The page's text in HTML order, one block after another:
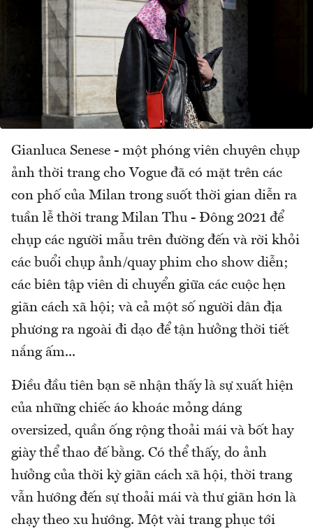
Gianluca Senese - một phóng viên chuyên chụp
ảnh thời trang cho Vogue đã có mặt trên các
con phố của Milan trong suốt thời gian diễn ra
tuần lễ thời trang Milan Thu - Đông 2021 để
chụp các người mẫu trên đường đến và rời khỏi
các buổi chụp ảnh/quay phim cho show diễn;
các biên tập viên di chuyển giữa các cuộc hẹn
giãn cách xã hội; và cả một số người dân địa
phương ra ngoài đi dạo để tận hưởng thời tiết
nắng ấm...
Điều đầu tiên bạn sẽ nhận thấy là sự xuất hiện
của những chiếc áo khoác mỏng dáng
oversized, quần ống rộng thoải mái và bốt hay
giày thể thao đế bằng. Có thể thấy, do ảnh
hưởng của thời kỳ giãn cách xã hội, thời trang
vẫn hướng đến sự thoải mái và thư giãn hơn là
chạy theo xu hướng. Một vài trang phục tới